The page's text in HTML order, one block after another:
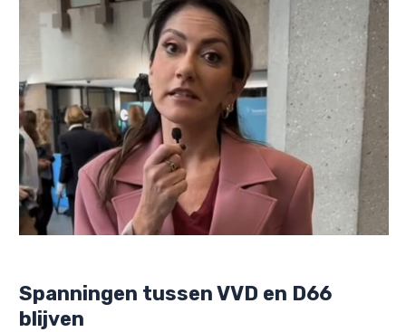
Spanningen tussen VVD en D66
blijven